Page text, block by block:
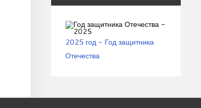
2025 год - Год защитника
Отечества